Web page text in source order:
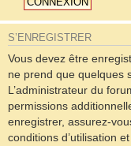
S’ENREGISTRER
Vous devez être
ne prend que quelques
L’administrateur du
permissions
enregistrer, assurez-
conditions d’utilisation